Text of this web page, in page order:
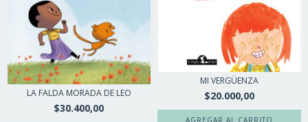
LA FALDA MORADA DE LEO
$30.400,00
MI VERGÜENZA
$20.000,00